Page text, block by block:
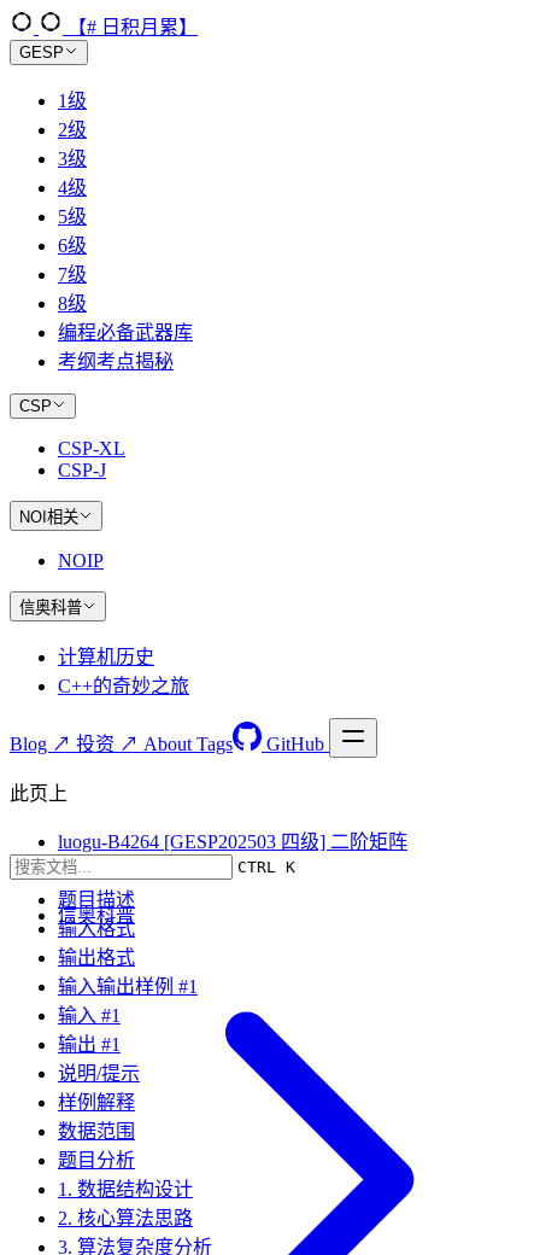
【# 日积月累】
GESP
1级
2级
3级
4级
5级
6级
7级
8级
编程必备武器库
考纲考点揭秘
CSP
CSP-XL
CSP-J
NOI相关
NOIP
信奥科普
计算机历史
C++的奇妙之旅
Blog ↗ 投资 ↗ About Tags GitHub
CTRL K
信奥科普
此页上
luogu-B4264 [GESP202503 四级] 二阶矩阵
题目要求
题目描述
输入格式
输出格式
输入输出样例 #1
输入 #1
输出 #1
说明/提示
样例解释
数据范围
题目分析
1. 数据结构设计
2. 核心算法思路
3. 算法复杂度分析